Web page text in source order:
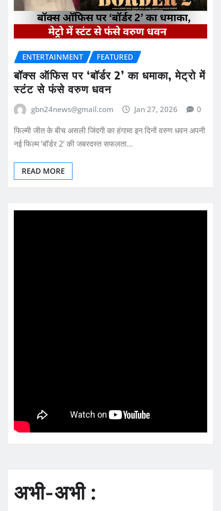
ENTERTAINMENT FEATURED
बॉक्स ऑफिस पर ‘बॉर्डर 2’ का धमाका, मेट्रो में
स्टंट से फंसे वरुण धवन
gbn24news@gmail.com Jan 27, 2026 0
फिल्मी जीत के बीच असली जिंदगी का हंगामा इन दिनों वरुण धवन अपनी
नई फिल्म ‘बॉर्डर 2’ की जबरदस्त सफलता…
READ MORE
अभी-अभी :